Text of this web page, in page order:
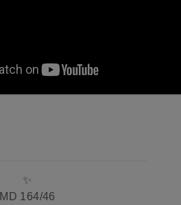
✨
MD 164/46